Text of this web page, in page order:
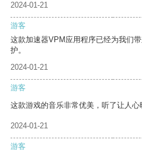
2024-01-21
游客
这款加速器VPM应用程序已经为我们
护。
2024-01-21
游客
这款游戏的音乐非常优美，听了让人心
2024-01-21
游客